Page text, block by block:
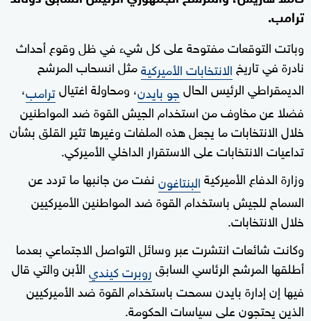
ترامب.
وباتت التوقعات مفتوحة على كل شيء في ظل وقوع أحداث
نادرة في تاريخ الانتخابات الأميركيةمثل انسحاب المرشح
الديمقراطي الرئيس الحالجو بايدن، ومحاولة اغتيالترامب،
فضلا عن مخاوف من استخدام الجيش القوة ضد المواطنين
خلال الانتخابات ما يجعل هذه الملفات وغيرها تثير القلق بشأن
تداعيات الانتخابات على الاستقرار الداخلي الأميركي.
وزارة الدفاع الأميركيةالبنتاغوننفت من جانبها ما تردد عن
السماح للجيش باستخدام القوة ضد المواطنين الأميركيين
خلال الانتخابات.
وكانت شائعات انتشرت عبر وسائل التواصل الاجتماعي بعدما
أطلقها المرشح الرئاسي السابقروبرت كينديالأبن والتي قال
فيها إن إدارة بايدن سمحت باستخدام القوة ضد الأميركيين
الذين يحتجون على سياسات الحكومة.